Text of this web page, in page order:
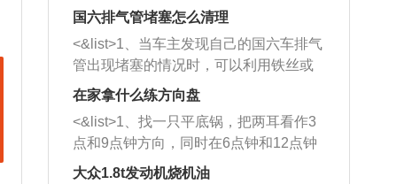
牌，但是中高低端的轮胎都有生产，这
也是为了更好的开拓市场。
国六排气管堵塞怎么清理
<&list>1、当车主发现自己的国六车排气
管出现堵塞的情况时，可以利用铁丝或
者是细棍，直接将杂物给取出来，如果
堵塞情况比较严重，也可以采取应急措
施。 <&list>2、直接利用木棍将所有的
杂物推到排气管里面的位置处，然后将
三元催化器拆解开，就可以将堵塞的东
在家拿什么练方向盘
<&list>1、找一只平底锅，把两耳看作3
点和9点钟方向，同时在6点钟和12点钟
方向做一个标记。 <&list>2、双手握住
大众1.8t发动机烧机油